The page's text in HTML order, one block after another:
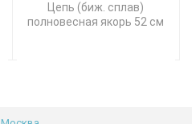
Цепь (биж. сплав)
полновесная якорь 52 см